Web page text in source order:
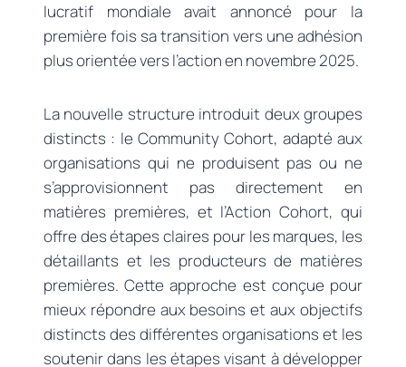
lucratif mondiale avait annoncé pour la
première fois sa transition vers une adhésion
plus orientée vers l’action en novembre 2025.
La nouvelle structure introduit deux groupes
distincts : le Community Cohort, adapté aux
organisations qui ne produisent pas ou ne
s’approvisionnent pas directement en
matières premières, et l’Action Cohort, qui
offre des étapes claires pour les marques, les
détaillants et les producteurs de matières
premières. Cette approche est conçue pour
mieux répondre aux besoins et aux objectifs
distincts des différentes organisations et les
soutenir dans les étapes visant à développer